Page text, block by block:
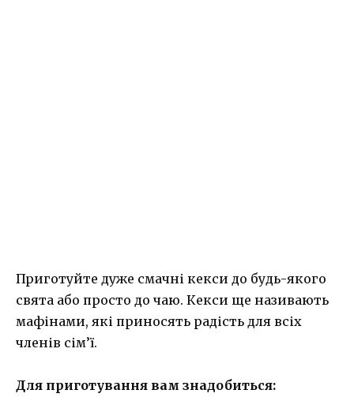
Приготуйте дуже смачні кекси до будь-якого
свята або просто до чаю. Кекси ще називають
мафінами, які приносять радість для всіх
членів сім’ї.
Для приготування вам знадобиться: